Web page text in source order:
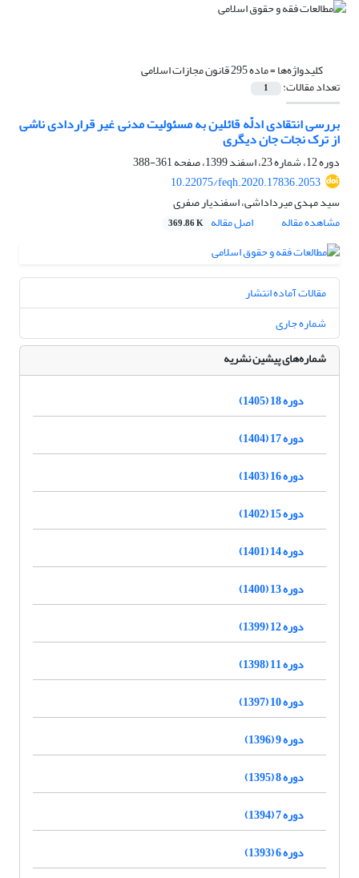
کلیدواژه‌ها =ماده 295 قانون مجازات اسلامی
تعداد مقالات: 1
بررسی انتقادی ادلّه قائلین به مسئولیت مدنی غیر قراردادی ناشی
از ترک نجات جان دیگری
دوره 12، شماره 23، اسفند 1399، صفحه
361-388
10.22075/feqh.2020.17836.2053
سید مهدی میرداداشی، اسفندیار صفری
مشاهده مقاله
اصل مقاله 369.86 K
مقالات آماده انتشار
شماره جاری
شماره‌های پیشین نشریه
دوره 18 (1405)
دوره 17 (1404)
دوره 16 (1403)
دوره 15 (1402)
دوره 14 (1401)
دوره 13 (1400)
دوره 12 (1399)
دوره 11 (1398)
دوره 10 (1397)
دوره 9 (1396)
دوره 8 (1395)
دوره 7 (1394)
دوره 6 (1393)